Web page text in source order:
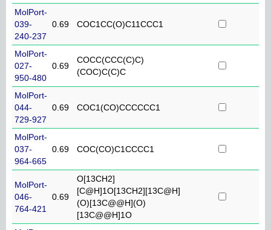
MolPort-
039-
240-237
0.69 COC1CC(O)C11CCC1
MolPort-
027-
950-480
0.69
COCC(CCC(C)C)
(COC)C(C)C
MolPort-
044-
729-927
0.69 COC1(CO)CCCCCC1
MolPort-
037-
964-665
0.69 COC(CO)C1CCCC1
MolPort-
046-
764-421
0.69
O[13CH2]
[C@H]1O[13CH2][13C@H]
(O)[13C@@H](O)
[13C@@H]1O